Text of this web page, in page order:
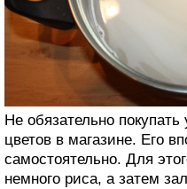
Не обязательно
цветов в магазине. Его
самостоятельно. Для
немного риса, а затем